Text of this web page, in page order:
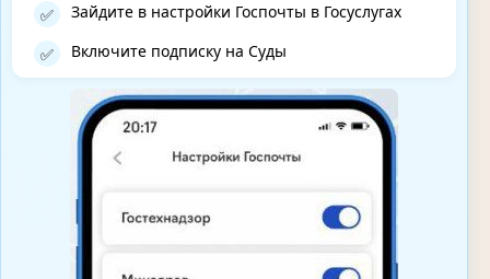
✅ Зайдите в настройки Госпочты в Госуслугах
✅ Включите подписку на Суды